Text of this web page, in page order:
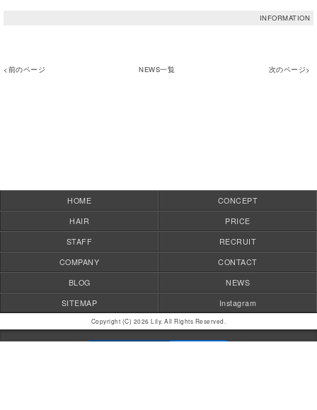
INFORMATION
<前のページ NEWS一覧 次のページ>
HOME
CONCEPT
HAIR
PRICE
STAFF
RECRUIT
COMPANY
CONTACT
BLOG
NEWS
SITEMAP
Instagram
Copyright (C) 2026 Lily. All Rights Reserved.